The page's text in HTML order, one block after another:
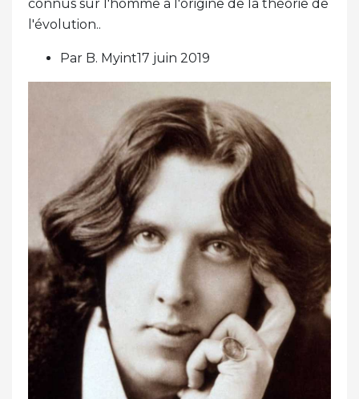
connus sur l'homme à l'origine de la théorie de
l'évolution..
Par B. Myint17 juin 2019